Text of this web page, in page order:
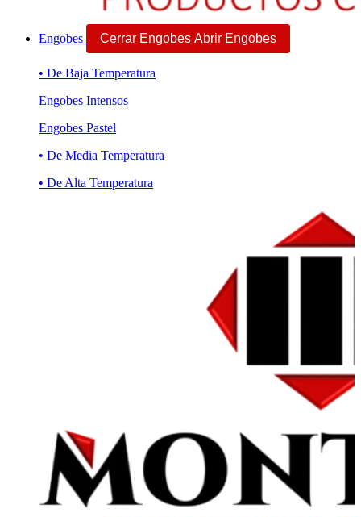
Engobes Cerrar Engobes Abrir Engobes
• De Baja Temperatura
Engobes Intensos
Engobes Pastel
• De Media Temperatura
• De Alta Temperatura